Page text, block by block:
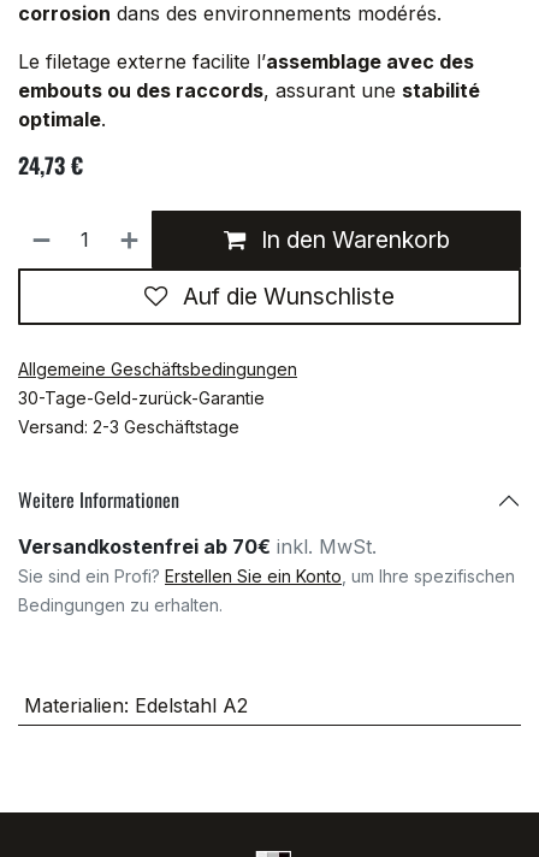
corrosion dans des environnements modérés.
Le filetage externe facilite l’assemblage avec des
embouts ou des raccords, assurant une stabilité
optimale.
24,73€
In den Warenkorb
Auf die Wunschliste
Allgemeine Geschäftsbedingungen
30-Tage-Geld-zurück-Garantie
Versand: 2-3 Geschäftstage
Weitere Informationen
Versandkostenfrei ab 70€ inkl. MwSt.
Sie sind ein Profi? Erstellen Sie ein Konto , um Ihre spezifischen
Bedingungen zu erhalten.
Materialien: Edelstahl A2